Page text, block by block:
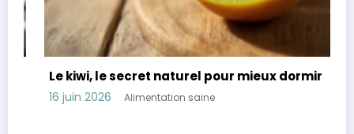
Le kiwi, le secret naturel pour mieux dormir
16 juin 2026 Alimentation saine